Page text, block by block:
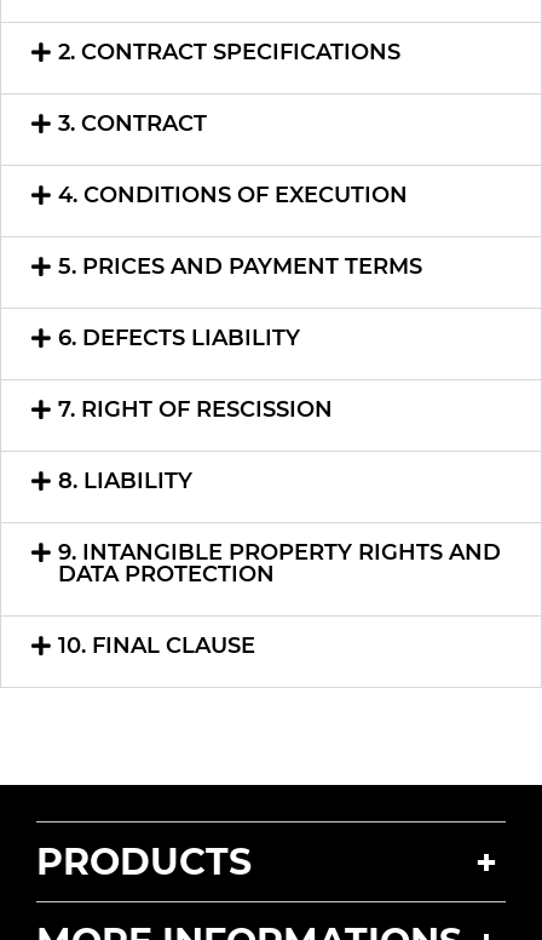
2. CONTRACT SPECIFICATIONS
3. CONTRACT
4. CONDITIONS OF EXECUTION
5. PRICES AND PAYMENT TERMS
6. DEFECTS LIABILITY
7. RIGHT OF RESCISSION
8. LIABILITY
9. INTANGIBLE PROPERTY RIGHTS AND
DATA PROTECTION
10. FINAL CLAUSE
PRODUCTS